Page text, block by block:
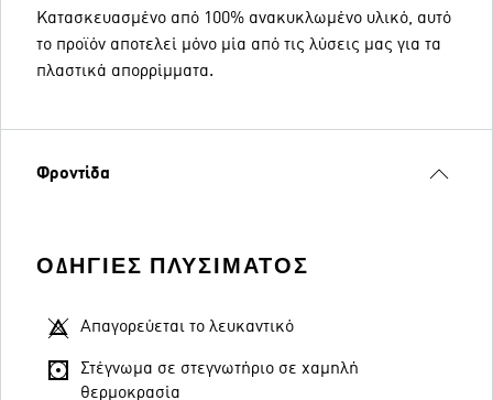
Κατασκευασμένο από 100% ανακυκλωμένο υλικό, αυτό
το προϊόν αποτελεί μόνο μία από τις λύσεις μας για τα
πλαστικά απορρίμματα.
Φροντίδα
ΟΔΗΓΊΕΣ ΠΛΥΣΊΜΑΤΟΣ
Απαγορεύεται το λευκαντικό
Στέγνωμα σε στεγνωτήριο σε χαμηλή
θερμοκρασία